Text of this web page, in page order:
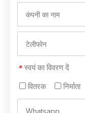
* स्वयं का विवरण दें
वितरक
निर्माता